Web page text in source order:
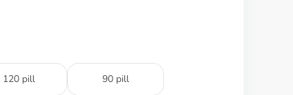
120 pill 90 pill